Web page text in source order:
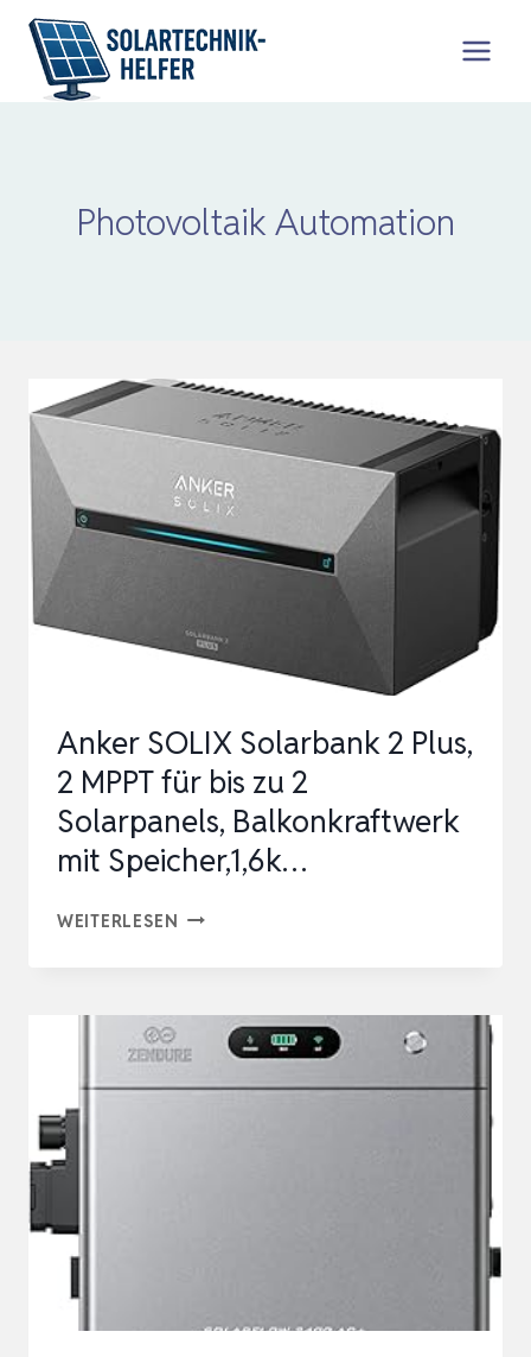
Zum
Inhalt
springen
Photovoltaik Automation
Anker SOLIX Solarbank 2 Plus,
2 MPPT für bis zu 2
Solarpanels, Balkonkraftwerk
mit Speicher,1,6k…
WEITERLESEN ANKER
PLUS,
2